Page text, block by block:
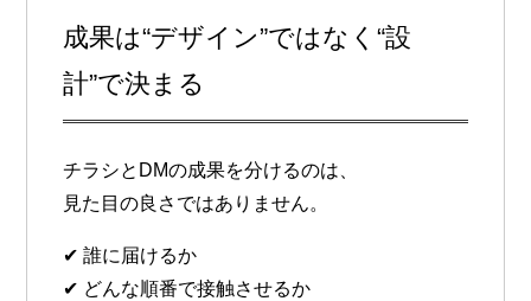
成果は“デザイン”ではなく“設
計”で決まる
チラシとDMの成果を分けるのは、
見た目の良さではありません。
✔ 誰に届けるか
✔ どんな順番で接触させるか